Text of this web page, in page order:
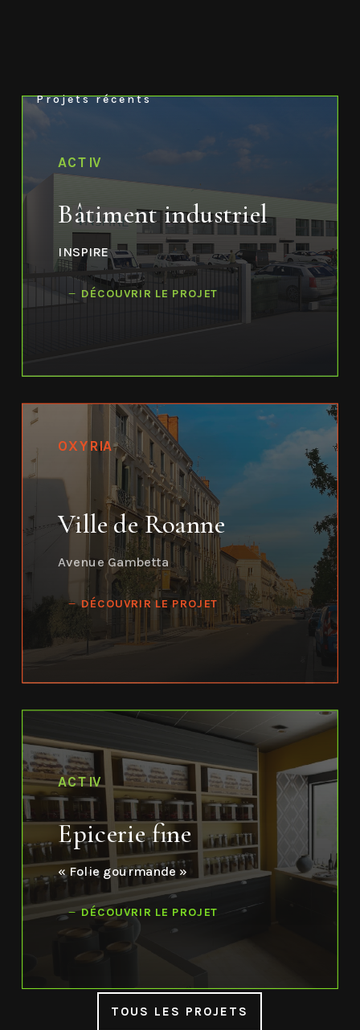
Projets récents
ACTIV
Bâtiment industriel
INSPIRE
DÉCOUVRIR LE PROJET
OXYRIA
Ville de Roanne
Avenue Gambetta
DÉCOUVRIR LE PROJET
ACTIV
Epicerie fine
« Folie gourmande »
DÉCOUVRIR LE PROJET
TOUS LES PROJETS